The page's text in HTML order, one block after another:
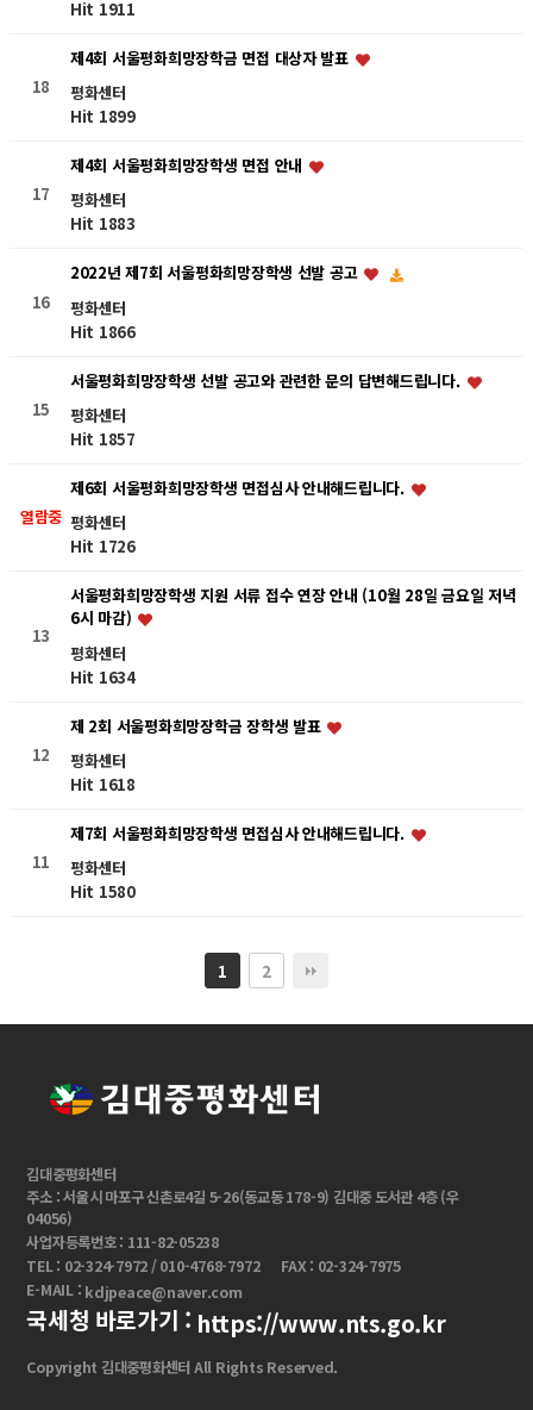
Hit 1911
18
제4회 서울평화희망장학금 면접 대상자 발표
평화센터
Hit 1899
17
제4회 서울평화희망장학생 면접 안내
평화센터
Hit 1883
16
2022년 제7회 서울평화희망장학생 선발 공고
평화센터
Hit 1866
15
서울평화희망장학생 선발 공고와 관련한 문의 답변해드립니다.
평화센터
Hit 1857
열람중
제6회 서울평화희망장학생 면접심사 안내해드립니다.
평화센터
Hit 1726
13
서울평화희망장학생 지원 서류 접수 연장 안내 (10월 28일 금요일 저녁
6시 마감)
평화센터
Hit 1634
12
제 2회 서울평화희망장학금 장학생 발표
평화센터
Hit 1618
11
제7회 서울평화희망장학생 면접심사 안내해드립니다.
평화센터
Hit 1580
1 2
김대중평화센터
주소 : 서울시 마포구 신촌로4길 5-26(동교동 178-9) 김대중 도서관 4층 (우
04056)
사업자등록번호 : 111-82-05238
TEL : 02-324-7972 / 010-4768-7972
FAX : 02-324-7975
E-MAIL : kdjpeace@naver.com
국세청 바로가기 : https://www.nts.go.kr
Copyright 김대중평화센터 All Rights Reserved.